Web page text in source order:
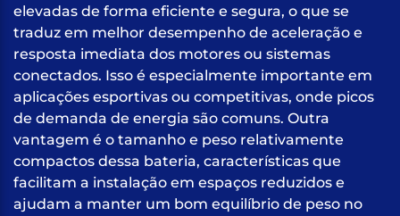
elevadas de forma eficiente e segura, o que se
traduz em melhor desempenho de aceleração e
resposta imediata dos motores ou sistemas
conectados. Isso é especialmente importante em
aplicações esportivas ou competitivas, onde picos
de demanda de energia são comuns. Outra
vantagem é o tamanho e peso relativamente
compactos dessa bateria, características que
facilitam a instalação em espaços reduzidos e
ajudam a manter um bom equilíbrio de peso no